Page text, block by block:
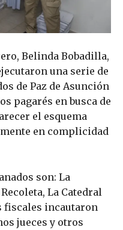
Belinda Bobadilla,
una serie de
de Paz de Asunción
pagarés en busca de
el esquema
en complicidad
son: La
La Catedral
fiscales incautaron
jueces y otros